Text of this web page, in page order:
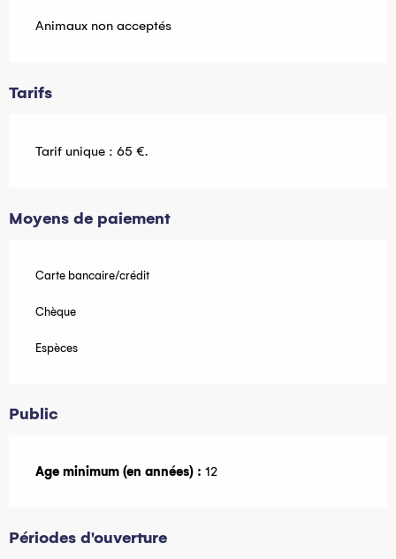
Animaux non acceptés
Tarifs
Tarif unique : 65 €.
Moyens de paiement
Carte bancaire/crédit
Chèque
Espèces
Public
Age minimum (en années) : 12
Périodes d'ouverture